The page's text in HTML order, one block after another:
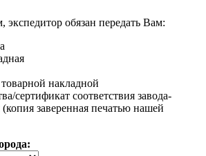
экспедитор обязан передать Вам:
накладной
сертификат соответствия завода-
(копия заверенная печатью нашей